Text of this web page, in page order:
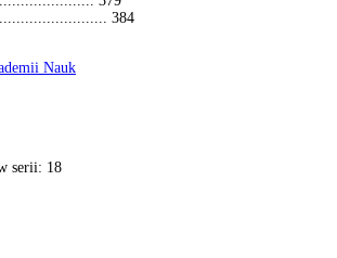
384
Nauk
serii: 18